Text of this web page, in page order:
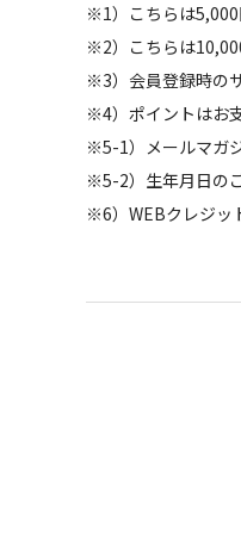
※1）こちらは5,000
※2）こちらは
※3）会員登録時の
※4）ポイントはお
※5-1）メールマガ
※5-2）生年月日の
※6）WEBクレジッ